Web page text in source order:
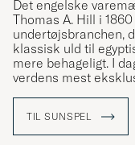
Det engelske
Thomas A. Hill i
undertøjsbranchen,
klassisk uld til
mere behageligt. I
verdens mest
kategorien
TIL SUNSPEL